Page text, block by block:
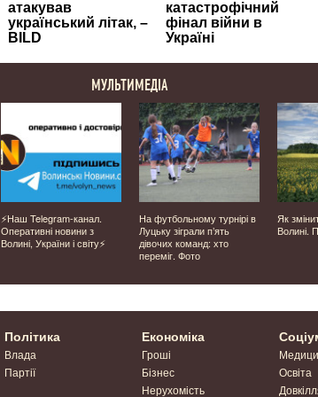
МУЛЬТИМЕДІА
⚡️Наш Telegram-канал.
Оперативні новини з
Волині, України і світу⚡️
На футбольному турнірі в
Луцьку зіграли п’ять
дівочих команд: хто
переміг. Фото
Як
Волині.
Політика
Влада
Партії
Економіка
Гроші
Бізнес
Нерухомість
Освіта